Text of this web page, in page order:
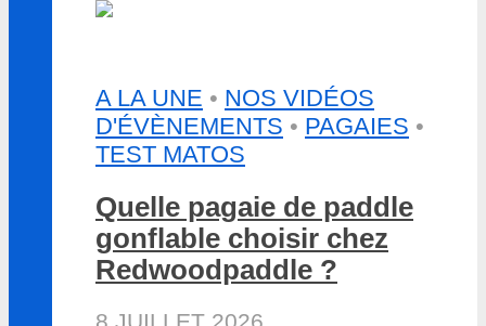
A LA UNE • NOS VIDÉOS
D'ÉVÈNEMENTS • PAGAIES •
TEST MATOS
Quelle pagaie de paddle
gonflable choisir chez
Redwoodpaddle ?